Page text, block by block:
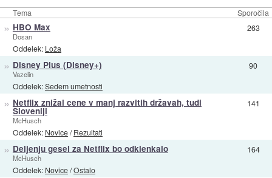
Tema Sporočila
» HBO Max
Dosan
Oddelek: Loža
263
» Disney Plus (Disney+)
Vazelin
Oddelek:Sedem umetnosti
90
» Netflix znižal cene v manj razvitih državah, tudi
Sloveniji
McHusch
Oddelek: Novice/Rezultati
141
» Deljenju gesel za Netflix bo odklenkalo
McHusch
Oddelek: Novice/Ostalo
164